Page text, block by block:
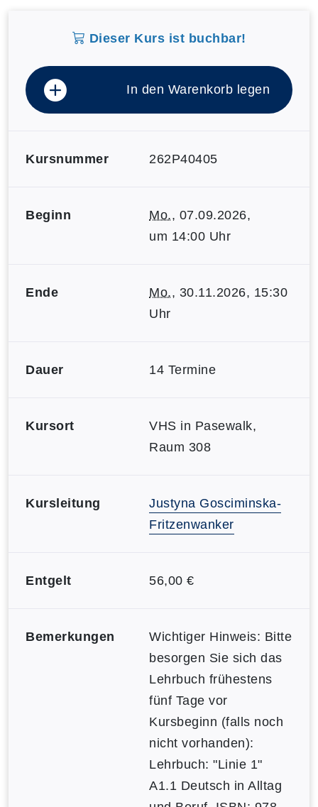
Dieser Kurs ist buchbar!
In den Warenkorb legen
Kursnummer 262P40405
Beginn Mo., 07.09.2026,
um 14:00 Uhr
Ende Mo., 30.11.2026, 15:30
Uhr
Dauer 14 Termine
Kursort
VHS in Pasewalk,
Raum 308
Kursleitung
Justyna Gosciminska-
Fritzenwanker
Entgelt 56,00 €
Bemerkungen
Wichtiger Hinweis: Bitte
besorgen Sie sich das
Lehrbuch frühestens
fünf Tage vor
Kursbeginn (falls noch
nicht vorhanden):
Lehrbuch: "Linie 1"
A1.1 Deutsch in Alltag